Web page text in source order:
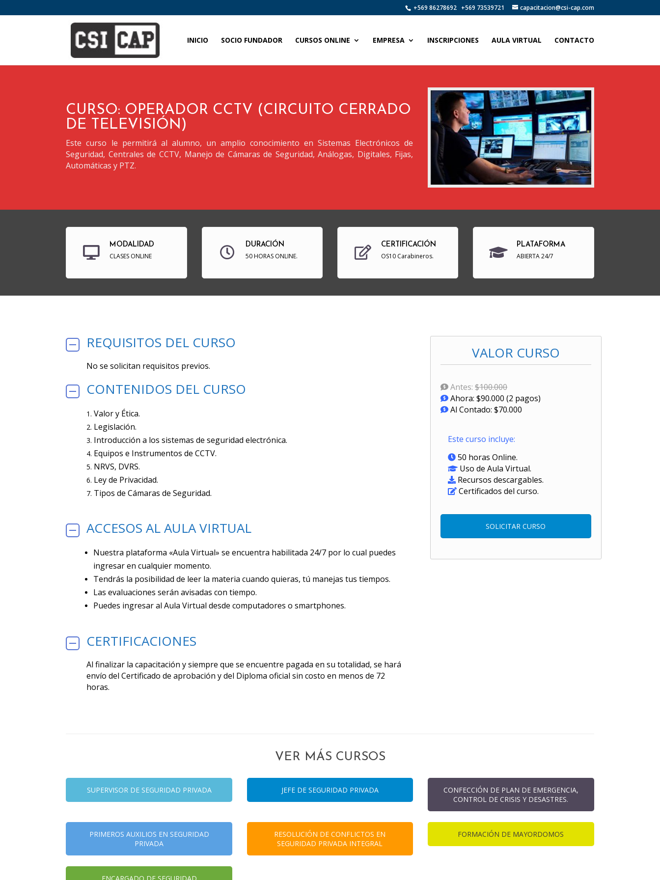
+569 86278692 +569 73539721 capacitacion@csi-cap.com
INICIO SOCIO FUNDADOR CURSOS ONLINE EMPRESA INSCRIPCIONES AULA VIRTUAL CONTACTO
CURSO: OPERADOR CCTV (CIRCUITO CERRADO
DE TELEVISIÓN)
Este curso le permitirá al alumno, un amplio conocimiento en Sistemas Electrónicos de
Seguridad, Centrales de CCTV, Manejo de Cámaras de Seguridad, Análogas, Digitales, Fijas,
Automáticas y PTZ.
MODALIDAD
CLASES ONLINE
DURACIÓN
50 HORAS ONLINE.
CERTIFICACIÓN
OS10 Carabineros.
PLATAFORMA
ABIERTA 24/7
REQUISITOS DEL CURSO
No se solicitan requisitos previos.
CONTENIDOS DEL CURSO
Valor y Ética.
Legislación.
Introducción a los sistemas de seguridad electrónica.
Equipos e Instrumentos de CCTV.
NRVS, DVRS.
Ley de Privacidad.
Tipos de Cámaras de Seguridad.
ACCESOS AL AULA VIRTUAL
Nuestra plataforma «Aula Virtual» se encuentra habilitada 24/7 por lo cual puedes
ingresar en cualquier momento.
Tendrás la posibilidad de leer la materia cuando quieras, tú manejas tus tiempos.
Las evaluaciones serán avisadas con tiempo.
Puedes ingresar al Aula Virtual desde computadores o smartphones.
CERTIFICACIONES
Al finalizar la capacitación y siempre que se encuentre pagada en su totalidad, se hará
envío del Certificado de aprobación y del Diploma oficial sin costo en menos de 72
horas.
VALOR CURSO
Antes:$100.000
Ahora: $90.000 (2 pagos)
Al Contado: $70.000
Este curso incluye:
50 horas Online.
Uso de Aula Virtual.
Recursos descargables.
Certificados del curso.
SOLICITAR CURSO
VER MÁS CURSOS
SUPERVISOR DE SEGURIDAD PRIVADA JEFE DE SEGURIDAD PRIVADA
CONFECCIÓN DE PLAN DE EMERGENCIA,
CONTROL DE CRISIS Y DESASTRES.
PRIMEROS AUXILIOS EN SEGURIDAD
PRIVADA
RESOLUCIÓN DE CONFLICTOS EN
SEGURIDAD PRIVADA INTEGRAL
FORMACIÓN DE MAYORDOMOS
ENCARGADO DE SEGURIDAD